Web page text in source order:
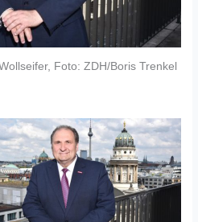
Foto: ZDH/Boris Trenkel